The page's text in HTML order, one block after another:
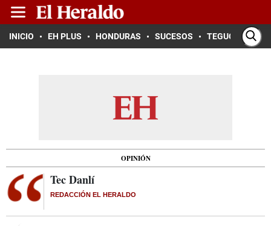
INICIO EH PLUS HONDURAS SUCESOS TEGUCIGALPA
OPINIÓN
Tec Danlí
REDACCIÓN EL HERALDO